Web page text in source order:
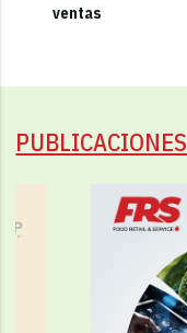
ventas
PUBLICACIONES